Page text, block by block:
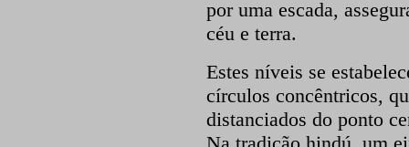
por uma escada,
céu e terra.
Estes níveis se
círculos concêntricos,
distanciados do ponto